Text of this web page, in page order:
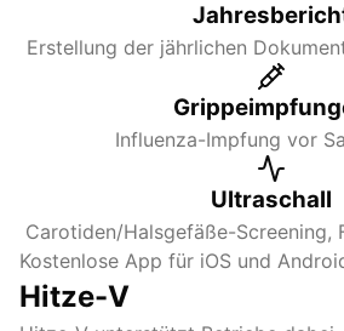
Erstellung der jährlichen
Influenza-Impfung vor
Ultraschall
Carotiden/Halsgefäße-Screening,
Kostenlose App für iOS und
Hitze-V